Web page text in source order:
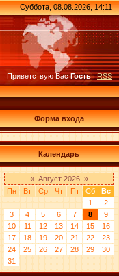
Суббота, 08.08.2026, 14:11
Приветствую Вас Гость|RSS
Форма входа
Календарь
« Август 2026 »
Пн
Вт Ср Чт Пт Сб
Вс
1
2
3
4 5 6 7 8
9
10
11 12 13 14 15
16
17
18 19 20 21 22
23
24
25 26 27 28 29
30
31